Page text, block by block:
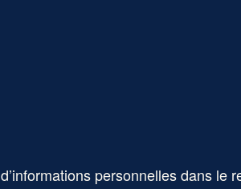
personnelles dans le